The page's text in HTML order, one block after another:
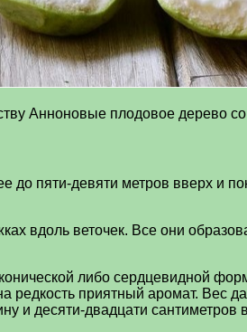
Анноновые плодовое дерево
пяти-девяти метров вверх и
вдоль веточек. Все они
либо сердцевидной
редкость приятный аромат. Вес
и десяти-двадцати сантиметров